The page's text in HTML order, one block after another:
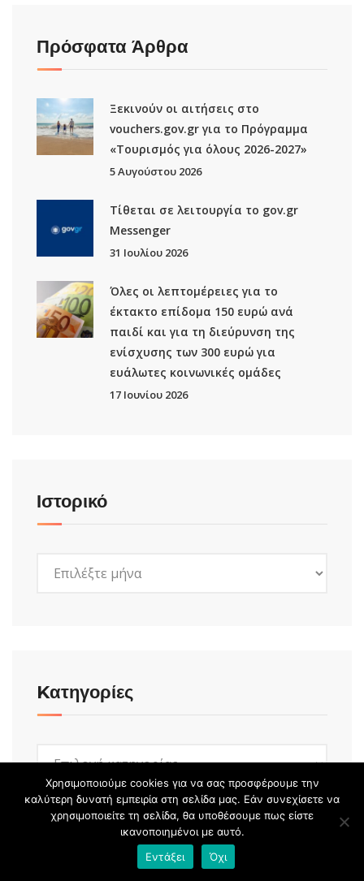
Πρόσφατα Άρθρα
Ξεκινούν οι αιτήσεις στο
vouchers.gov.gr για το Πρόγραμμα
«Τουρισμός για όλους 2026-2027»
5 Αυγούστου 2026
Τίθεται σε λειτουργία το gov.gr
Μessenger
31 Ιουλίου 2026
Όλες οι λεπτομέρειες για το
έκτακτο επίδομα 150 ευρώ ανά
παιδί και για τη διεύρυνση της
ενίσχυσης των 300 ευρώ για
ευάλωτες κοινωνικές ομάδες
17 Ιουνίου 2026
Ιστορικό
Kατηγορίες
Χρησιμοποιούμε cookies για να σας προσφέρουμε την
καλύτερη δυνατή εμπειρία στη σελίδα μας. Εάν συνεχίσετε να
χρησιμοποιείτε τη σελίδα, θα υποθέσουμε πως είστε
ικανοποιημένοι με αυτό.
Εντάξει
Όχι